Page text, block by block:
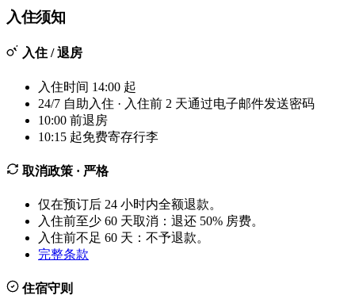
−
入住须知
入住 / 退房
入住时间 14:00 起
24/7 自助入住 · 入住前 2 天通过电子邮件发送密码
10:00 前退房
10:15 起免费寄存行李
取消政策 · 严格
仅在预订后 24 小时内全额退款。
入住前至少 60 天取消：退还 50% 房费。
入住前不足 60 天：不予退款。
完整条款
住宿守则